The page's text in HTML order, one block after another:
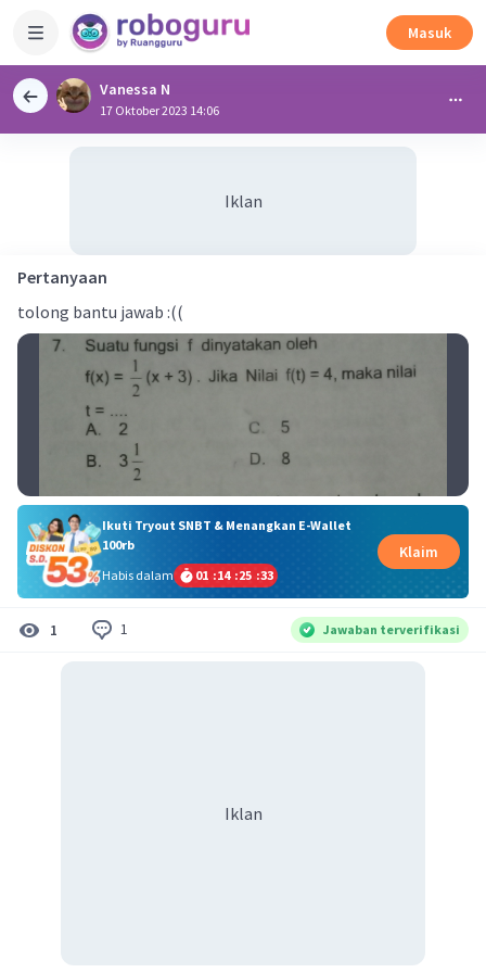
Masuk
Vanessa N
17 Oktober 2023 14:06
Iklan
Pertanyaan
tolong bantu jawab :((
Ikuti Tryout SNBT & Menangkan E-Wallet
100rb
Habis dalam
01 :14 :25 :33
Klaim
1 1 Jawaban terverifikasi
Iklan